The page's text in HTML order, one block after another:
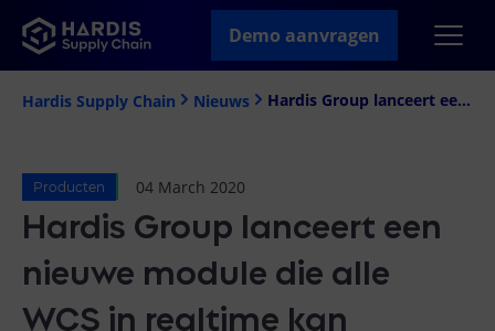
Demo aanvragen
Hardis Supply Chain Nieuws Hardis Group lanceert een nieuwe module die alle WCS in realtime kan aansturen
Producten 04 March 2020
Hardis Group lanceert een
nieuwe module die alle
WCS in realtime kan